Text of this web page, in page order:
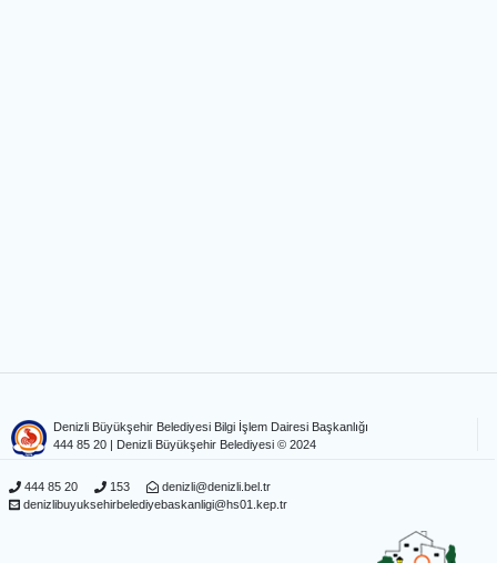
Denizli Büyükşehir Belediyesi Bilgi İşlem Dairesi Başkanlığı
444 85 20
| Denizli Büyükşehir Belediyesi © 2024
444 85 20 153
denizli@denizli.bel.tr
denizlibuyuksehirbelediyebaskanligi@hs01.kep.tr